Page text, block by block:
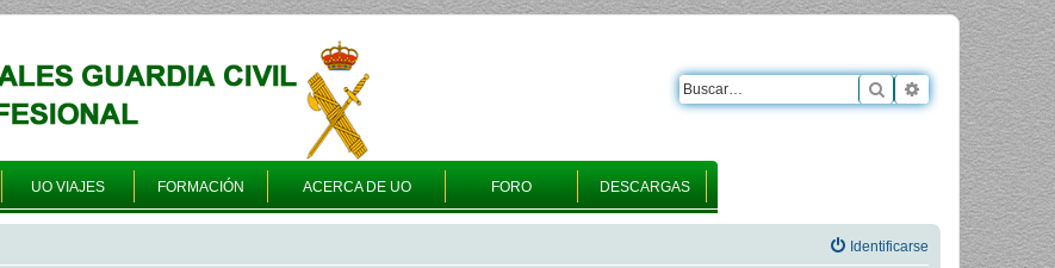
UO VIAJES FORMACIÓN ACERCA DE UO FORO DESCARGAS
Buscar Búsqueda
Identificarse